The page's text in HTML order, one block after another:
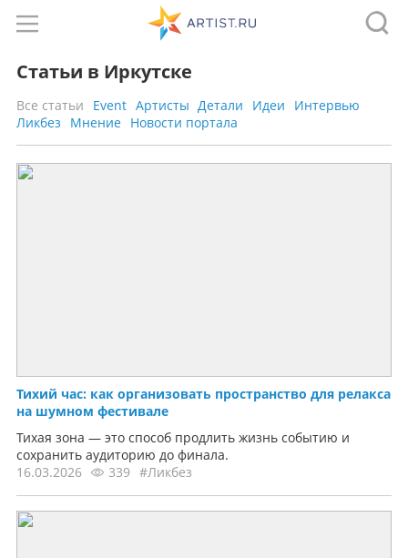
Статьи в Иркутске
Все статьи Event Артисты Детали Идеи
Интервью
Ликбез
Мнение Новости портала
Тихий час: как организовать пространство для релакса
на шумном фестивале
Тихая зона — это способ продлить жизнь событию и
сохранить аудиторию до финала.
16.03.2026
339 #Ликбез